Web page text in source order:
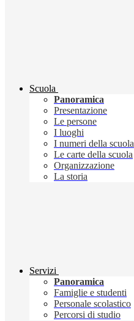
Scuola
Panoramica
Presentazione
Le persone
I luoghi
I numeri della scuola
Le carte della scuola
Organizzazione
La storia
Servizi
Panoramica
Famiglie e studenti
Personale scolastico
Percorsi di studio